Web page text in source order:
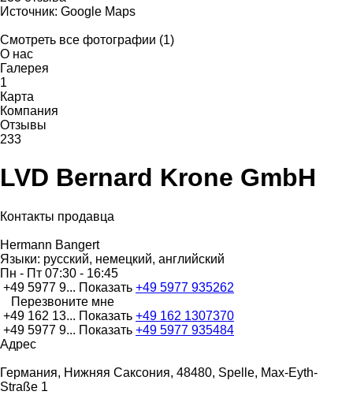
Источник: Google Maps
Смотреть все фотографии (1)
О нас
Галерея
1
Карта
Компания
Отзывы
233
LVD Bernard Krone GmbH
Контакты продавца
Hermann Bangert
Языки: русский, немецкий, английский
Пн - Пт 07:30 - 16:45
+49 5977 9... Показать +49 5977 935262
Перезвоните мне
+49 162 13... Показать +49 162 1307370
+49 5977 9... Показать +49 5977 935484
Адрес
Германия, Нижняя Саксония, 48480, Spelle, Max-Eyth-
Straße 1